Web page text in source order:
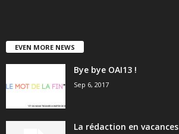
EVEN MORE NEWS
Bye bye OAI13 !
Sep 6, 2017
La rédaction en vacances